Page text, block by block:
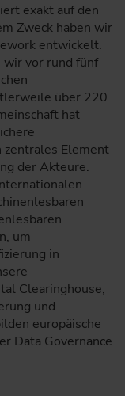
exakt auf den
Zweck haben wir
entwickelt.
wir vor rund fünf
über 220
hat
zentrales Element
der Akteure.
um
in
Clearinghouse,
und
europäische
Data Governance